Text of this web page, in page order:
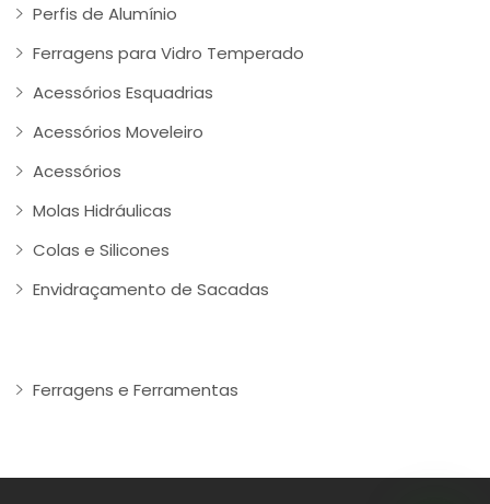
Perfis de Alumínio
Ferragens para Vidro Temperado
Acessórios Esquadrias
Acessórios Moveleiro
Acessórios
Molas Hidráulicas
Colas e Silicones
Envidraçamento de Sacadas
Ferragens e Ferramentas